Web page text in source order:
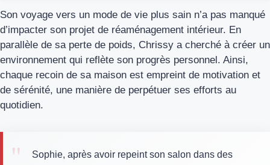
Son voyage vers un mode de vie plus sain n’a pas manqué
d’impacter son projet de réaménagement intérieur. En
parallèle de sa perte de poids, Chrissy a cherché à créer un
environnement qui reflète son progrès personnel. Ainsi,
chaque recoin de sa maison est empreint de motivation et
de sérénité, une manière de perpétuer ses efforts au
quotidien.
Sophie, après avoir repeint son salon dans des